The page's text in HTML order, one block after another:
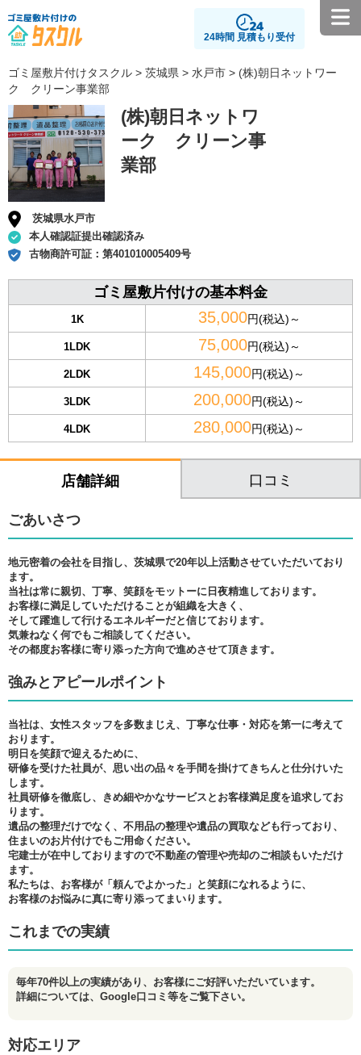
24時間 見積もり受付
ゴミ屋敷片付けタスクル > 茨城県 > 水戸市 > (株)朝日ネットワー
ク クリーン事業部
(株)朝日ネットワ
ーク クリーン事
業部
茨城県水戸市
本人確認証提出確認済み
古物商許可証： 第401010005409号
ゴミ屋敷片付けの基本料金
1K 35,000円(税込)～
1LDK 75,000円(税込)～
2LDK 145,000円(税込)～
3LDK 200,000円(税込)～
4LDK 280,000円(税込)～
店舗詳細 口コミ
ごあいさつ
地元密着の会社を目指し、茨城県で20年以上活動させていただいており
ます。
当社は常に親切、丁寧、笑顔をモットーに日夜精進しております。
お客様に満足していただけることが組織を大きく、
そして躍進して行けるエネルギーだと信じております。
気兼ねなく何でもご相談してください。
その都度お客様に寄り添った方向で進めさせて頂きます。
強みとアピールポイント
当社は、女性スタッフを多数まじえ、丁寧な仕事・対応を第一に考えて
おります。
明日を笑顔で迎えるために、
研修を受けた社員が、思い出の品々を手間を掛けてきちんと仕分けいた
します。
社員研修を徹底し、きめ細やかなサービスとお客様満足度を追求してお
ります。
遺品の整理だけでなく、不用品の整理や遺品の買取なども行っており、
住まいのお片付けでもご用命ください。
宅建士が在中しておりますので不動産の管理や売却のご相談もいただけ
ます。
私たちは、お客様が「頼んでよかった」と笑顔になれるように、
お客様のお悩みに真に寄り添ってまいります。
これまでの実績
毎年70件以上の実績があり、お客様にご好評いただいています。
詳細については、Google口コミ等をご覧下さい。
対応エリア